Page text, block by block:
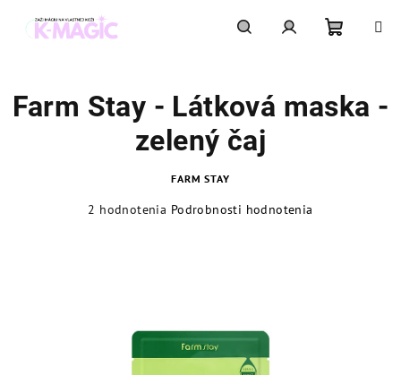
košík
Farm Stay - Látková maska -
zelený čaj
FARM STAY
2 hodnotenia Podrobnosti hodnotenia